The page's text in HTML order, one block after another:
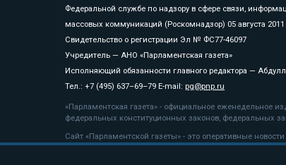
Федеральной службе по надзору в сфере связи,
массовых коммуникаций (Роскомнадзор) 05 августа 2011
Свидетельство о регистрации Эл № ФС77-46097
Учредитель — АНО «Парламентская газета»
Исполняющий обязанности главного редактора —
Тел.: +7 (495) 637–69–79 E-mail: pg@pnp.ru
«Парламентская газета» - официальное еженедельное
федеральных конституционных законов, федеральных
Сайт «Парламентской газеты» - это оперативные
«Парламентской газеты» активная ссылка на pnp.ru